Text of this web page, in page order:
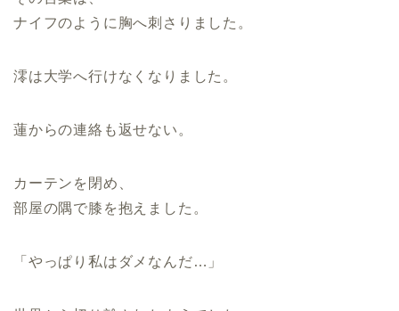
ナイフのように胸へ刺さりました。
澪は大学へ行けなくなりました。
蓮からの連絡も返せない。
カーテンを閉め、
部屋の隅で膝を抱えました。
「やっぱり私はダメなんだ…」